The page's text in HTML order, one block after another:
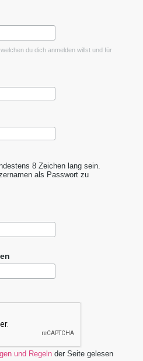
du dich anmelden willst und für
8 Zeichen lang sein.
als Passwort zu
und Regeln der Seite gelesen